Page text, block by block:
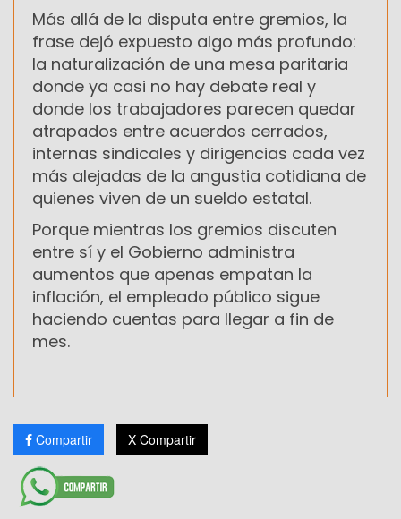
Más allá de la disputa entre gremios, la
frase dejó expuesto algo más profundo:
la naturalización de una mesa paritaria
donde ya casi no hay debate real y
donde los trabajadores parecen quedar
atrapados entre acuerdos cerrados,
internas sindicales y dirigencias cada vez
más alejadas de la angustia cotidiana de
quienes viven de un sueldo estatal.
Porque mientras los gremios discuten
entre sí y el Gobierno administra
aumentos que apenas empatan la
inflación, el empleado público sigue
haciendo cuentas para llegar a fin de
mes.
Compartir X Compartir